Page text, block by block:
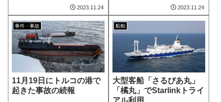
2023.11.24 2023.11.24
事件・事故
11月19日にトルコの港で
起きた事故の続報
船舶
大型客船「さるびあ丸」
「橘丸」でStarlinkトライ
アル利用